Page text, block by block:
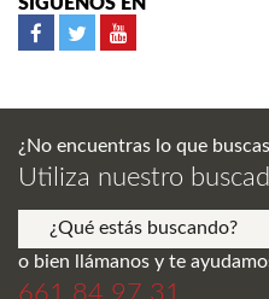
¿No encuentras lo que
Utiliza nuestro
o bien llámanos y te
661 84 97 31